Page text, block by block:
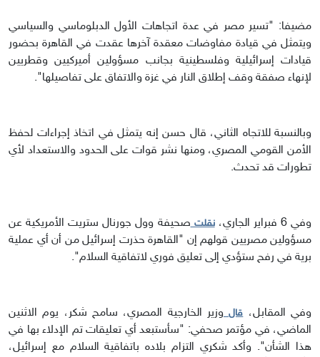
مضيفا: "تسير مصر في عدة اتجاهات الأول الدبلوماسي والسياسي
ويتمثل في قيادة مفاوضات معقدة آخرها عقدت في القاهرة بحضور
قيادات إسرائيلية وفلسطينية بجانب مسؤولين أميركيين وقطريين
لإنهاء صفقة وقف إطلاق النار في غزة والاتفاق على تفاصيلها".
وبالنسبة للاتجاه الثاني، قال حسن إنه يتمثل في اتخاذ إجراءات لحفظ
الأمن القومي المصري، ومنها نشر قوات على الحدود والاستعداد لأي
تطورات قد تحدث.
وفي 6 فبراير الجاري، نقلت صحيفة وول جورنال ستريت الأمريكية عن
مسؤولين مصريين قولهم إن "القاهرة حذرت إسرائيل من أن أي عملية
برية في رفح ستؤدي إلى تعليق فوري لاتفاقية السلام".
وفي المقابل،قال وزير الخارجية المصري، سامح شكر، يوم الاثنين
الماضي، في مؤتمر صحفي: "سأستبعد أي تعليقات تم الإدلاء بها في
هذا الشأن". وأكد شكري التزام بلاده باتفاقية السلام مع إسرائيل،